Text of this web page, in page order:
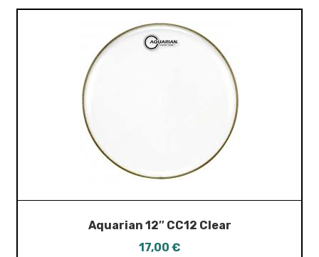
Aquarian 12″ CC12 Clear
17,00 €